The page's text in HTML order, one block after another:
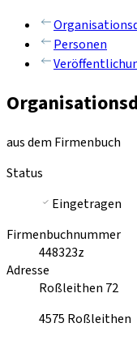
Personen
aus dem Firmenbuch
Status
Eingetragen
Firmenbuchnummer
448323z
Adresse
Roßleithen 72
4575 Roßleithen